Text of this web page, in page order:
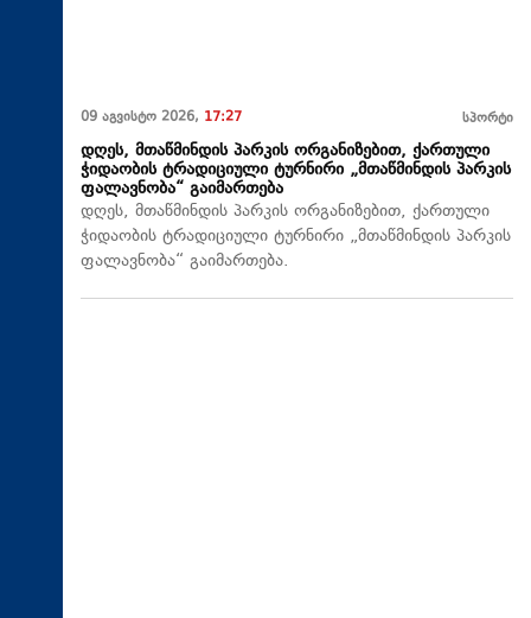
09 აგვისტო 2026, 17:27 სპორტი
დღეს, მთაწმინდის პარკის ორგანიზებით, ქართული
ჭიდაობის ტრადიციული ტურნირი „მთაწმინდის პარკის
ფალავნობა“ გაიმართება
დღეს, მთაწმინდის პარკის ორგანიზებით, ქართული
ჭიდაობის ტრადიციული ტურნირი „მთაწმინდის პარკის
ფალავნობა“ გაიმართება.